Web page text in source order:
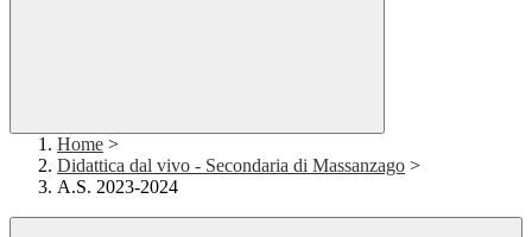
Home >
Didattica dal vivo - Secondaria di Massanzago >
A.S. 2023-2024